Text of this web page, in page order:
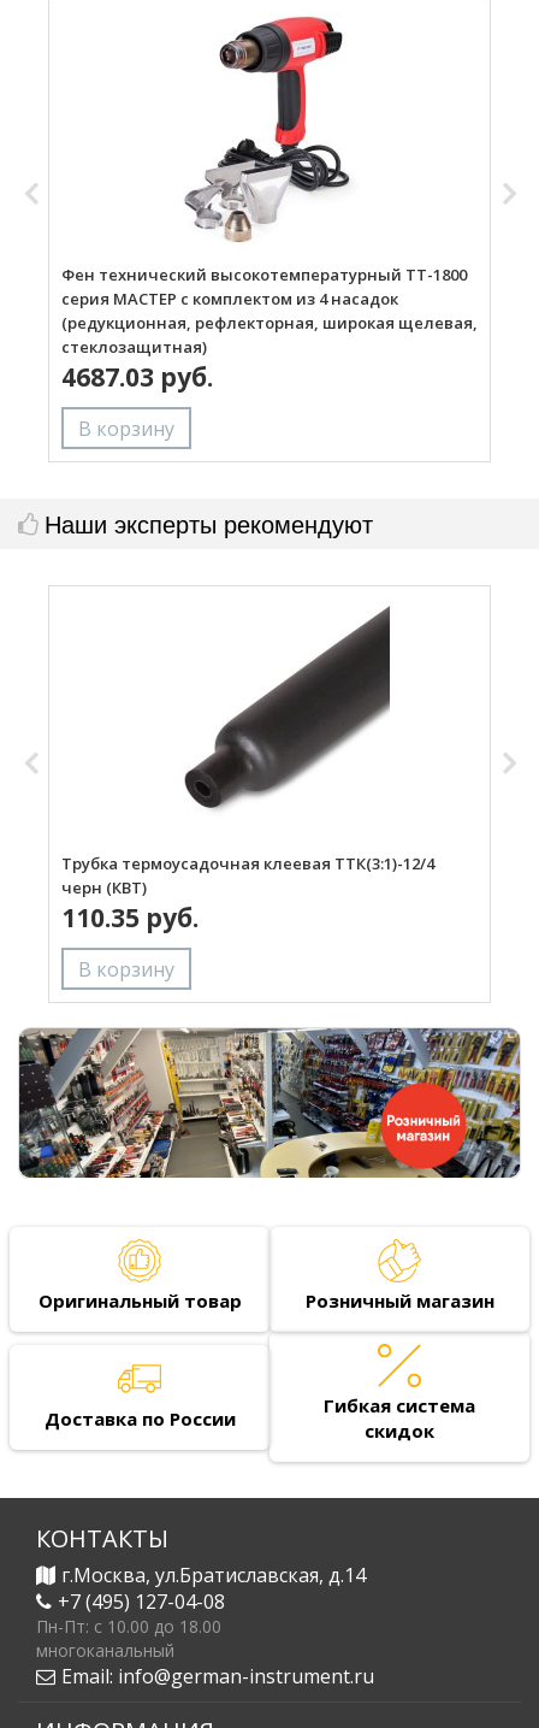
Фен технический высокотемпературный ТТ-1800
серия МАСТЕР с комплектом из 4 насадок
(редукционная, рефлекторная, широкая щелевая,
стеклозащитная)
4687.03 руб.
Наши эксперты рекомендуют
Трубка термоусадочная клеевая ТТК(3:1)-12/4
черн (КВТ)
110.35 руб.
Оригинальный товар Розничный магазин
Доставка по России
Гибкая система
скидок
КОНТАКТЫ
г.Москва, ул.Братиславская, д.14
+7 (495) 127-04-08
Пн-Пт: c 10.00 до 18.00
многоканальный
Email: info@german-instrument.ru